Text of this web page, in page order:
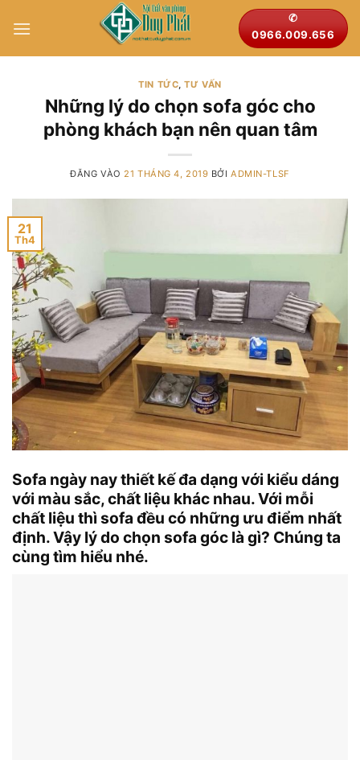
qua
✆
0966.009.656
TIN TỨC,TƯ VẤN
Những lý do chọn sofa góc cho
phòng khách bạn nên quan tâm
ĐĂNG VÀO 21 THÁNG 4, 2019 BỞIADMIN-TLSF
21
Th4
Sofa ngày nay thiết kế đa dạng với kiểu dáng
với màu sắc, chất liệu khác nhau. Với mỗi
chất liệu thì sofa đều có những ưu điểm nhất
định. Vậy lý do chọn sofa góc là gì? Chúng ta
cùng tìm hiểu nhé.